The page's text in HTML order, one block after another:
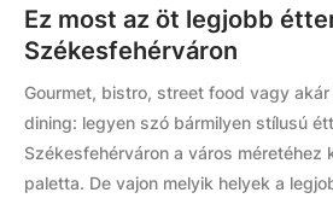
Ez most az öt legjobb
Székesfehérváron
Gourmet, bistro, street food vagy akár
dining: legyen szó bármilyen stílusú
Székesfehérváron a város méretéhez
paletta. De vajon melyik helyek a